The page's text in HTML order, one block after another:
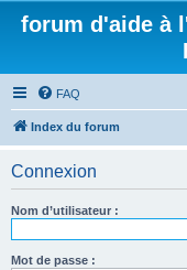
forum d'aide à
FAQ
Index du forum
Connexion
Nom d’utilisateur :
Mot de passe :